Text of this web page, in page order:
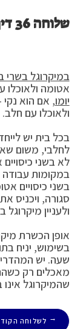
שלוחה 36 דין מיקרוגל מאחד המינים
במיקרוגל בשרי
אטומה ולאוכלו
יומו, אם הוא
ולאוכלו עם חלב.
בכל בית יש
לחלבי, משום
לא בשני
במקומות
בשני כיסויים
סגורה, ויכניס
ולעניין
בשימוש, יניח
שעה. יש
מאכלים רק
שהמיקרוגל אינו
← לשלוחה